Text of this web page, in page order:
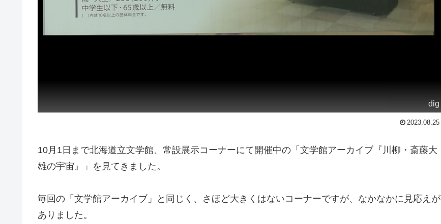
dig
2023.08.25
10月1日まで北海道立文学館、常設展示コーナーにて開催中の「文学館アーカイブ『川柳・斎藤大
雄の宇宙』」を見てきました。
毎回の「文学館アーカイブ」と同じく、さほど大きくはないコーナーですが、なかなかに見応えが
ありました。